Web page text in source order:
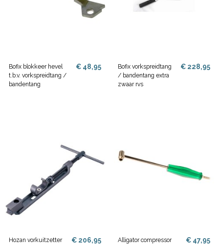
Bofix blokkeer hevel
t.b.v. vorkspreidtang /
bandentang
€ 48,95
Bofix vorkspreidtang
/ bandentang extra
zwaar rvs
€ 228,95
Hozan vorkuitzetter
€ 206,95
Alligator compressor
€ 47,95